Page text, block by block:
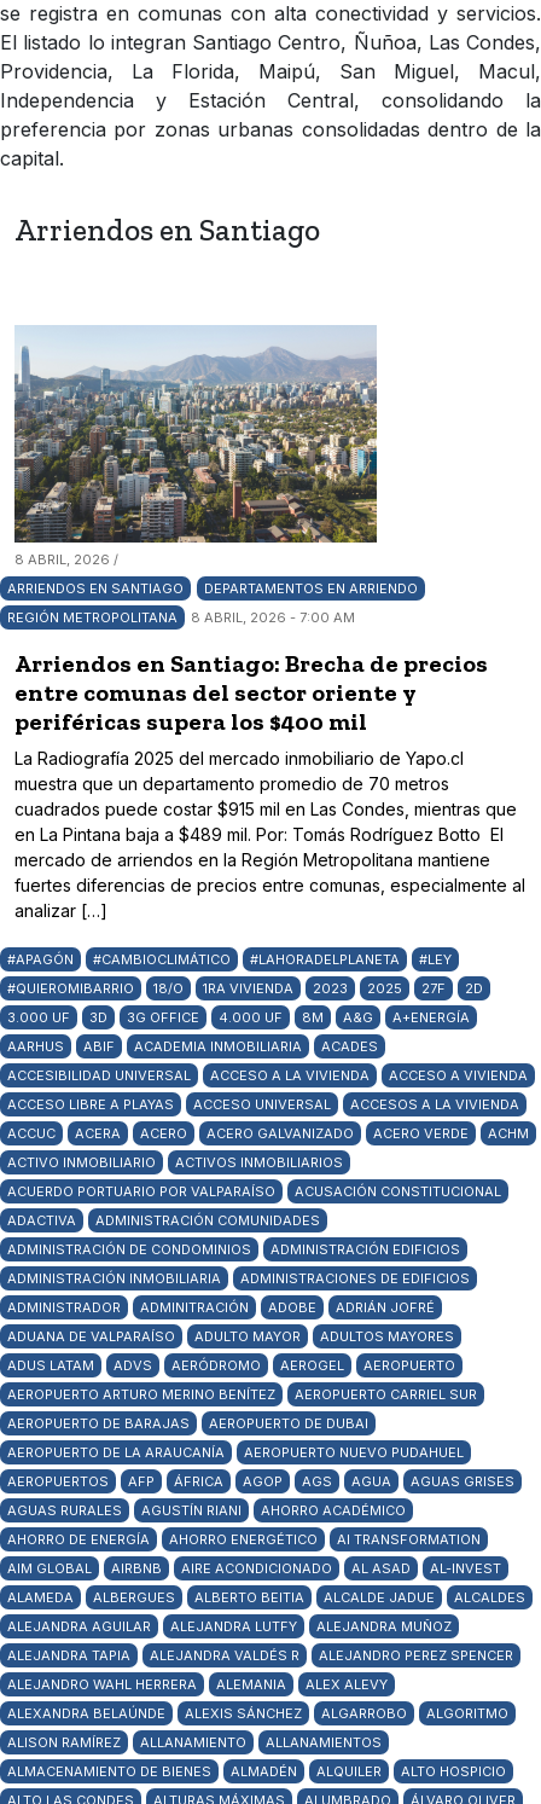
se registra en comunas con alta conectividad y servicios.
El listado lo integran Santiago Centro, Ñuñoa, Las Condes,
Providencia, La Florida, Maipú, San Miguel, Macul,
Independencia y Estación Central, consolidando la
preferencia por zonas urbanas consolidadas dentro de la
capital.
Arriendos en Santiago
8 ABRIL, 2026 /
ARRIENDOS EN SANTIAGO
DEPARTAMENTOS EN ARRIENDO
REGIÓN METROPOLITANA
8 ABRIL, 2026 - 7:00 AM
Arriendos en Santiago: Brecha de precios
entre comunas del sector oriente y
periféricas supera los $400 mil
La Radiografía 2025 del mercado inmobiliario de Yapo.cl
muestra que un departamento promedio de 70 metros
cuadrados puede costar $915 mil en Las Condes, mientras que
en La Pintana baja a $489 mil. Por: Tomás Rodríguez Botto El
mercado de arriendos en la Región Metropolitana mantiene
fuertes diferencias de precios entre comunas, especialmente al
analizar […]
#APAGÓN #CAMBIOCLIMÁTICO #LAHORADELPLANETA
#LEY
#QUIEROMIBARRIO
18/O 1RA VIVIENDA 2023 2025 27F
2D
3.000 UF
3D 3G OFFICE 4.000 UF 8M A&G
A+ENERGÍA
AARHUS
ABIF ACADEMIA INMOBILIARIA
ACADES
ACCESIBILIDAD UNIVERSAL
ACCESO A LA VIVIENDA
ACCESO A VIVIENDA
ACCESO LIBRE A PLAYAS
ACCESO UNIVERSAL
ACCESOS A LA VIVIENDA
ACCUC
ACERA ACERO ACERO GALVANIZADO ACERO VERDE
ACHM
ACTIVO INMOBILIARIO
ACTIVOS INMOBILIARIOS
ACUERDO PORTUARIO POR VALPARAÍSO
ACUSACIÓN CONSTITUCIONAL
ADACTIVA
ADMINISTRACIÓN COMUNIDADES
ADMINISTRACIÓN DE CONDOMINIOS
ADMINISTRACIÓN EDIFICIOS
ADMINISTRACIÓN INMOBILIARIA
ADMINISTRACIONES DE EDIFICIOS
ADMINISTRADOR
ADMINITRACIÓN ADOBE
ADRIÁN JOFRÉ
ADUANA DE VALPARAÍSO
ADULTO MAYOR
ADULTOS MAYORES
ADUS LATAM
ADVS AERÓDROMO AEROGEL
AEROPUERTO
AEROPUERTO ARTURO MERINO BENÍTEZ
AEROPUERTO CARRIEL SUR
AEROPUERTO DE BARAJAS
AEROPUERTO DE DUBAI
AEROPUERTO DE LA ARAUCANÍA
AEROPUERTO NUEVO PUDAHUEL
AEROPUERTOS
AFP ÁFRICA AGOP AGS AGUA
AGUAS GRISES
AGUAS RURALES
AGUSTÍN RIANI
AHORRO ACADÉMICO
AHORRO DE ENERGÍA
AHORRO ENERGÉTICO
AI TRANSFORMATION
AIM GLOBAL
AIRBNB AIRE ACONDICIONADO AL ASAD
AL-INVEST
ALAMEDA
ALBERGUES ALBERTO BEITIA ALCALDE JADUE
ALCALDES
ALEJANDRA AGUILAR
ALEJANDRA LUTFY
ALEJANDRA MUÑOZ
ALEJANDRA TAPIA
ALEJANDRA VALDÉS R
ALEJANDRO PEREZ SPENCER
ALEJANDRO WAHL HERRERA
ALEMANIA
ALEX ALEVY
ALEXANDRA BELAÚNDE
ALEXIS SÁNCHEZ ALGARROBO
ALGORITMO
ALISON RAMÍREZ
ALLANAMIENTO
ALLANAMIENTOS
ALMACENAMIENTO DE BIENES
ALMADÉN ALQUILER
ALTO HOSPICIO